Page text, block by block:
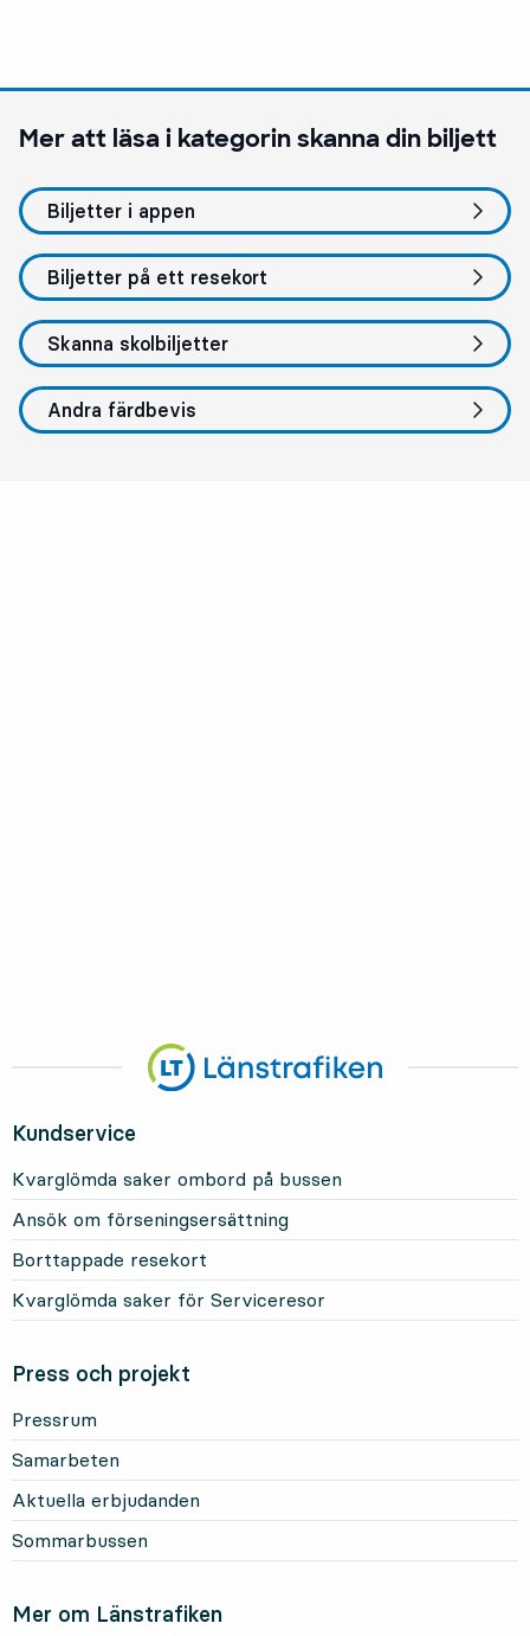
Mer att läsa i kategorinskanna din biljett
Biljetter i appen
Biljetter på ett resekort
Skanna skolbiljetter
Andra färdbevis
Kundservice
Kvarglömda saker ombord på bussen
Ansök om förseningsersättning
Borttappade resekort
Kvarglömda saker för Serviceresor
Press och projekt
Pressrum
Samarbeten
Aktuella erbjudanden
Sommarbussen
Mer om Länstrafiken